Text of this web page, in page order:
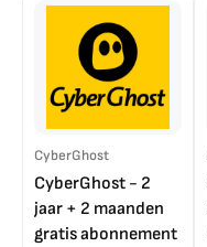
CyberGhost
CyberGhost - 2
jaar + 2 maanden
gratis abonnement